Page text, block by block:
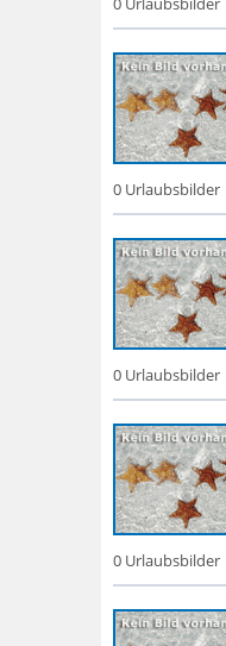
0 Urlaubsbilder
0 Urlaubsbilder
0 Urlaubsbilder